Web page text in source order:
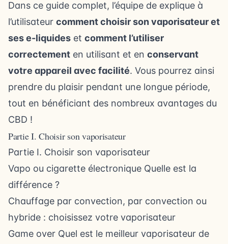
Dans ce guide complet, l’équipe de explique à
l’utilisateur comment choisir son vaporisateur et
ses e-liquides et comment l’utiliser
correctement en utilisant et en conservant
votre appareil avec facilité. Vous pourrez ainsi
prendre du plaisir pendant une longue période,
tout en bénéficiant des nombreux avantages du
CBD !
Partie I. Choisir son vaporisateur
Partie I. Choisir son vaporisateur
Vapo ou cigarette électronique Quelle est la
différence ?
Chauffage par convection, par convection ou
hybride : choisissez votre vaporisateur
Game over Quel est le meilleur vaporisateur de